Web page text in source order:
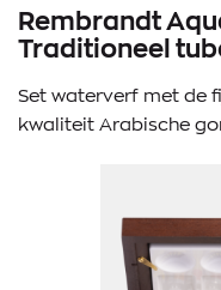
TEKENEN
VERFSPULLEN
Rembrandt
Traditioneel
Set waterverf met de
kwaliteit Arabische